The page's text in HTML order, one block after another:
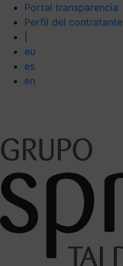
Portal transparencia
Perfil del contratante
eu
es
en